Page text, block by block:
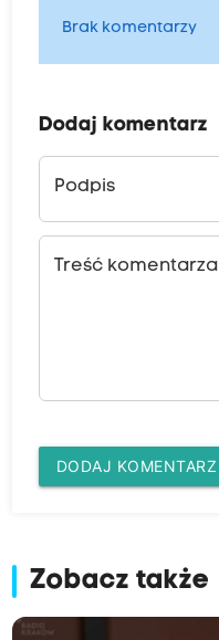
Brak komentarzy
Dodaj komentarz
Podpis
Treść komentarza
DODAJ KOMENTARZ
Zobacz także